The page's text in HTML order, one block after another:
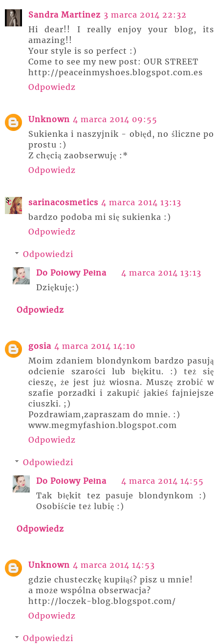
Sandra Martinez 3 marca 2014 22:32
Hi dear!! I really enjoy your blog, its
amazing!!
Your style is so perfect :)
Come to see my new post: OUR STREET
http://peaceinmyshoes.blogspot.com.es
Odpowiedz
Unknown 4 marca 2014 09:55
Sukienka i naszyjnik - obłęd, no śliczne po
prostu :)
Z chęcią zaobserwuję :*
Odpowiedz
sarinacosmetics 4 marca 2014 13:13
bardzo podoba mi się sukienka :)
Odpowiedz
Odpowiedzi
Do Połowy Pełna
4 marca 2014 13:13
Dziękuję:)
Odpowiedz
gosia 4 marca 2014 14:10
Moim zdaniem blondynkom bardzo pasują
odcienie szarości lub błękitu. :) też się
cieszę, że jest już wiosna. Muszę zrobić w
szafie porzadki i zakupić jakieś fajniejsze
ciuszki. ;)
Pozdrawiam,zapraszam do mnie. :)
www.megmyfashion.blogspot.com
Odpowiedz
Odpowiedzi
Do Połowy Pełna
4 marca 2014 14:55
Tak błękit tez pasuje blondynkom :)
Osobiście też lubię :)
Odpowiedz
Unknown 4 marca 2014 14:53
gdzie chusteczkę kupiłąś? pisz u mnie!
a może wspólna obserwacja?
http://loczek-blog.blogspot.com/
Odpowiedz
Odpowiedzi